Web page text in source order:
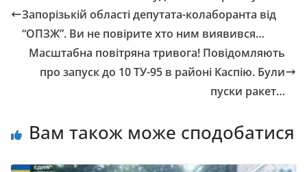
Запорізькій області депутата-колаборанта від
“ОПЗЖ”. Ви не повірите хто ним виявився…
Масштабна повітряна тривога! Повідомляють
про запуск до 10 ТУ-95 в районі Каспію. Були
пуски ракет…
Вам також може сподобатися